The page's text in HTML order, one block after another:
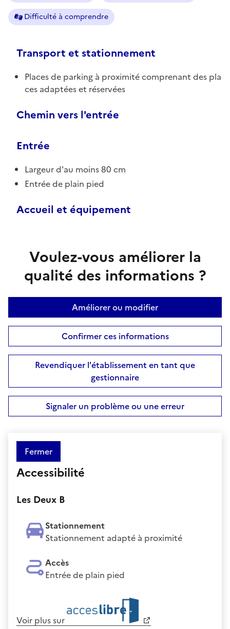
Difficulté à comprendre
Transport et stationnement
Places de parking à proximité comprenant des pla
ces adaptées et réservées
Chemin vers l'entrée
Entrée
Largeur d'au moins 80 cm
Entrée de plain pied
Accueil et équipement
Voulez-vous améliorer la
qualité des informations ?
Améliorer ou modifier
Confirmer ces informations
Revendiquer l'établissement en tant que
gestionnaire
Signaler un problème ou une erreur
Fermer
Accessibilité
Les Deux B
Stationnement
Stationnement adapté à proximité
Accès
Entrée de plain pied
Voir plus sur